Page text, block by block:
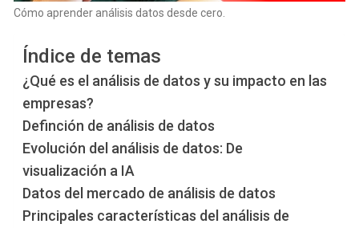
Cómo aprender análisis datos desde cero.
Índice de temas
¿Qué es el análisis de datos y su impacto en las
empresas?
Definción de análisis de datos
Evolución del análisis de datos: De
visualización a IA
Datos del mercado de análisis de datos
Principales características del análisis de